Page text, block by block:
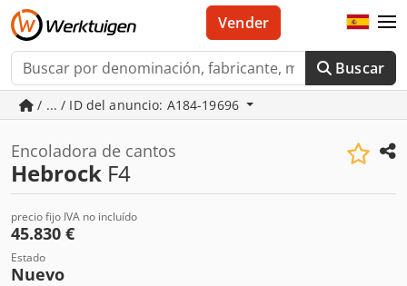
Buscar
Vender
/ ... / ID del anuncio: A184-19696
Encoladora de cantos
Hebrock F4
precio fijo IVA no incluído
45.830 €
Estado
Nuevo